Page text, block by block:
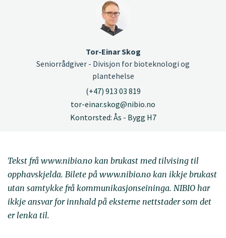
Tor-Einar Skog
Seniorrådgiver - Divisjon for bioteknologi og
plantehelse
(+47) 913 03 819
tor-einar.skog@nibio.no
Kontorsted: Ås - Bygg H7
Tekst frå www.nibio.no kan brukast med tilvising til
opphavskjelda. Bilete på www.nibio.no kan ikkje brukast
utan samtykke frå kommunikasjonseininga. NIBIO har
ikkje ansvar for innhald på eksterne nettstader som det
er lenka til.